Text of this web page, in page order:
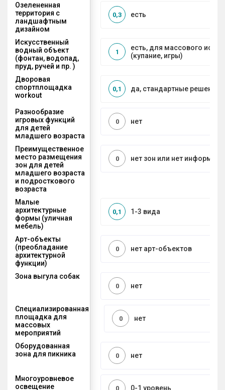
Озелененная
территория с
ландшафтным
дизайном
есть
0,3
Искусственный
водный объект
(фонтан, водопад,
пруд, ручей и пр. )
есть, для массового
(купание, игры)
1
Дворовая
спортплощадка
workout
да, стандартные решения
0,1
Разнообразие
игровых функций
для детей
младшего возраста
нет
0
Преимущественное
место размещения
зон для детей
младшего возраста
и подросткового
возраста
нет зон или нет
0
Малые
архитектурные
формы (уличная
мебель)
1-3 вида
0,1
Арт-объекты
(преобладание
архитектурной
функции)
нет арт-объектов
0
Зона выгула собак
нет
0
Специализированная
площадка для
массовых
мероприятий
нет
0
Оборудованная
зона для пикника
нет
0
Многоуровневое
освещение
0-1 уровень
0